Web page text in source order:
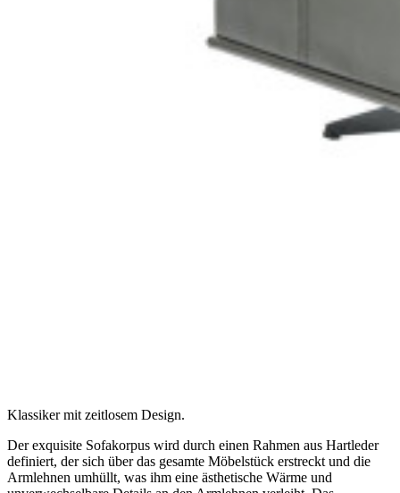
Klassiker mit zeitlosem Design.
Der exquisite Sofakorpus wird durch einen Rahmen aus Hartleder
definiert, der sich über das gesamte Möbelstück erstreckt und die
Armlehnen umhüllt, was ihm eine ästhetische Wärme und